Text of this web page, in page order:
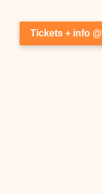
Tickets + info